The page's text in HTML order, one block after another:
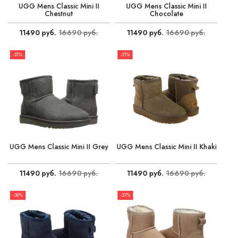
UGG Mens Classic Mini II
Chestnut
11490 руб. 16690 руб.
UGG Mens Classic Mini II
Chocolate
11490 руб. 16690 руб.
-31%
UGG Mens Classic Mini II Grey
11490 руб. 16690 руб.
-31%
UGG Mens Classic Mini II Khaki
11490 руб. 16690 руб.
-39% -37%